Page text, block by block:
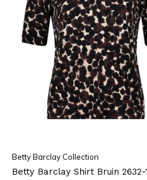
Betty Barclay Collection
Betty Barclay Shirt Bruin 2632-